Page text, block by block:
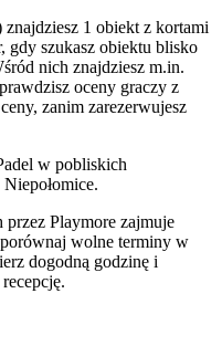
1 obiekt z kortami
szukasz obiektu blisko
nich znajdziesz m.in.
oceny graczy z
zanim zarezerwujesz
w pobliskich
Playmore zajmuje
wolne terminy w
dogodną godzinę i